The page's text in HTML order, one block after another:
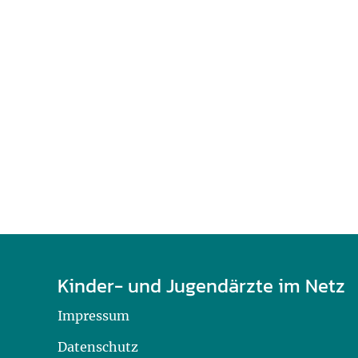
Kinder- und Jugendärzte im Netz
Impressum
Datenschutz